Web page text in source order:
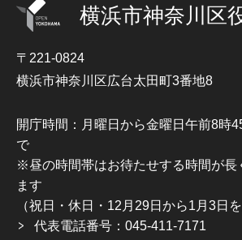
横浜市神奈川区
〒221-0824
横浜市神奈川区広台太田町3番地8
開庁時間：月曜日から金曜日午前8時
で
※昼の時間帯はお待たせする時間が長
ます
（祝日・休日・12月29日から1月3日を
代表電話番号：045-411-7171